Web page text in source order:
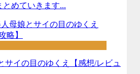
めていきます...
サイの目のゆくえ【感想/レビュ